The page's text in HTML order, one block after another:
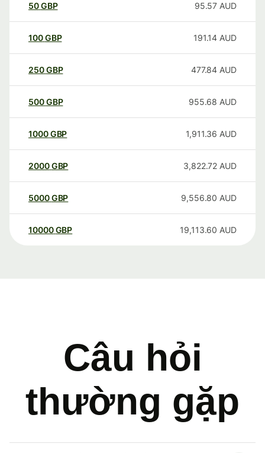
50GBP 95.57 AUD
100GBP 191.14 AUD
250GBP 477.84 AUD
500GBP 955.68 AUD
1000GBP 1,911.36 AUD
2000GBP 3,822.72 AUD
5000GBP 9,556.80 AUD
10000 GBP 19,113.60 AUD
Câu hỏi
thường gặp